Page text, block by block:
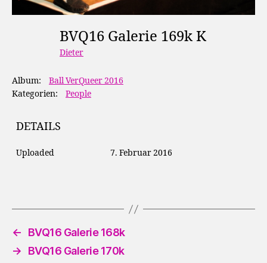
BVQ16 Galerie 169k K
Dieter
Album:
Ball VerQueer 2016
Kategorien:
People
DETAILS
Uploaded 7. Februar 2016
←
BVQ16 Galerie 168k
→
BVQ16 Galerie 170k